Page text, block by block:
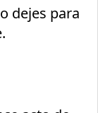
dejes para